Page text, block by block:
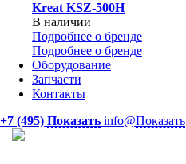
Kreat KSZ-500H
В наличии
Подробнее о бренде
Подробнее о бренде
Оборудование
Запчасти
Контакты
+7 (495) Показать info@Показать